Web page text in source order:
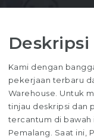
Kami dengan
pekerjaan terbaru
Warehouse. Untuk
tinjau deskripsi dan
tercantum di bawah
Pemalang. Saat ini,